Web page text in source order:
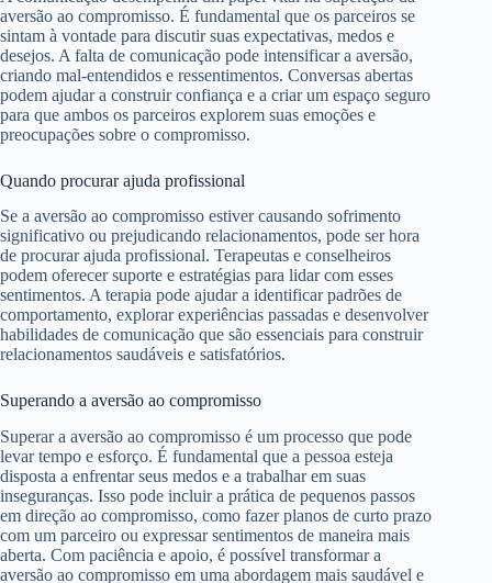
aversão ao compromisso. É fundamental que os parceiros se
sintam à vontade para discutir suas expectativas, medos e
desejos. A falta de comunicação pode intensificar a aversão,
criando mal-entendidos e ressentimentos. Conversas abertas
podem ajudar a construir confiança e a criar um espaço seguro
para que ambos os parceiros explorem suas emoções e
preocupações sobre o compromisso.
Quando procurar ajuda profissional
Se a aversão ao compromisso estiver causando sofrimento
significativo ou prejudicando relacionamentos, pode ser hora
de procurar ajuda profissional. Terapeutas e conselheiros
podem oferecer suporte e estratégias para lidar com esses
sentimentos. A terapia pode ajudar a identificar padrões de
comportamento, explorar experiências passadas e desenvolver
habilidades de comunicação que são essenciais para construir
relacionamentos saudáveis e satisfatórios.
Superando a aversão ao compromisso
Superar a aversão ao compromisso é um processo que pode
levar tempo e esforço. É fundamental que a pessoa esteja
disposta a enfrentar seus medos e a trabalhar em suas
inseguranças. Isso pode incluir a prática de pequenos passos
em direção ao compromisso, como fazer planos de curto prazo
com um parceiro ou expressar sentimentos de maneira mais
aberta. Com paciência e apoio, é possível transformar a
aversão ao compromisso em uma abordagem mais saudável e